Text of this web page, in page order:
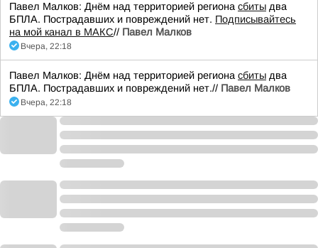
Павел Малков: Днём над территорией региона сбиты два
БПЛА. Пострадавших и повреждений нет. Подписывайтесь
на мой канал в МАКС// Павел Малков
Вчера, 22:18
Павел Малков: Днём над территорией региона сбиты два
БПЛА. Пострадавших и повреждений нет.// Павел Малков
Вчера, 22:18